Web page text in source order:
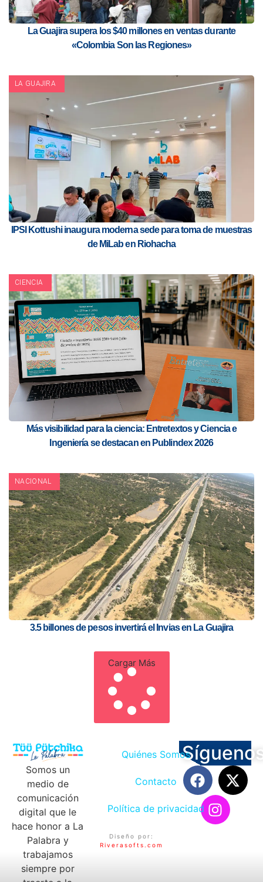
La Guajira supera los $40 millones en ventas durante
«Colombia Son las Regiones»
LA GUAJIRA
IPSI Kottushi inaugura moderna sede para toma de muestras
de MiLab en Riohacha
CIENCIA
Más visibilidad para la ciencia: Entretextos y Ciencia e
Ingeniería se destacan en Publindex 2026
NACIONAL
3.5 billones de pesos invertirá el Invias en La Guajira
Cargar Más
Somos un
medio de
comunicación
digital que le
hace honor a La
Palabra y
trabajamos
siempre por
Quiénes Somos
Contacto
Política de privacidad
Diseño por:
Riverasofts.com